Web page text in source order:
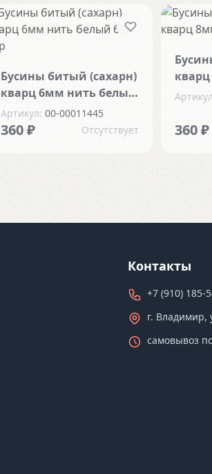
Бусины битый (сахарн)
кварц 6мм нить белый
без огр
Артикул: 00-00011445
360 ₽ Отсутствует 360 ₽
Контакты
+7 (910) 185-
г. Владимир,
самовывоз